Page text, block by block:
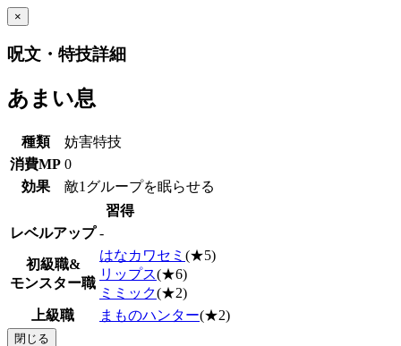
×
呪文・特技詳細
あまい息
種類
妨害特技
消費MP 0
効果
敵1グループを眠らせる
習得
レベルアップ -
初級職&
モンスター職
はなカワセミ (★5)
リップス(★6)
ミミック(★2)
上級職
まものハンター(★2)
閉じる